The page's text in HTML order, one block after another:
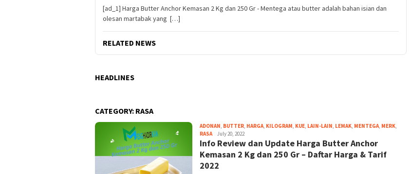
[ad_1] Harga Butter Anchor Kemasan 2 Kg dan 250 Gr - Mentega atau butter adalah bahan isian dan
olesan martabak yang […]
RELATED NEWS
HEADLINES
CATEGORY: RASA
ADONAN, BUTTER, HARGA, KILOGRAM, KUE, LAIN-LAIN, LEMAK, MENTEGA, MERK,
RASAHarga
July 20, 2022
Info Review dan Update Harga Butter Anchor
Kemasan 2 Kg dan 250 Gr – Daftar Harga & Tarif
2022